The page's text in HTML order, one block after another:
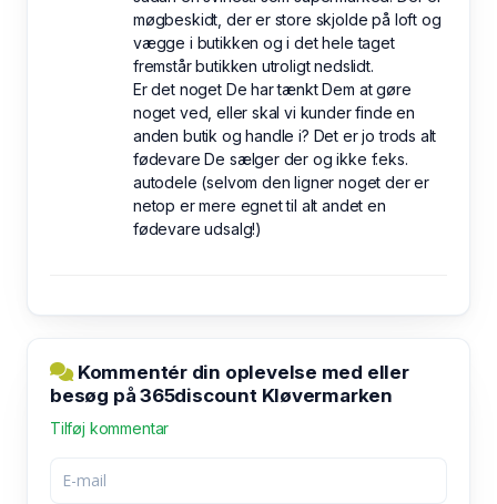
møgbeskidt, der er store skjolde på loft og
vægge i butikken og i det hele taget
fremstår butikken utroligt nedslidt.
Er det noget De har tænkt Dem at gøre
noget ved, eller skal vi kunder finde en
anden butik og handle i? Det er jo trods alt
fødevare De sælger der og ikke f.eks.
autodele (selvom den ligner noget der er
netop er mere egnet til alt andet en
fødevare udsalg!)
Kommentér din oplevelse med eller
besøg på 365discount Kløvermarken
Tilføj kommentar